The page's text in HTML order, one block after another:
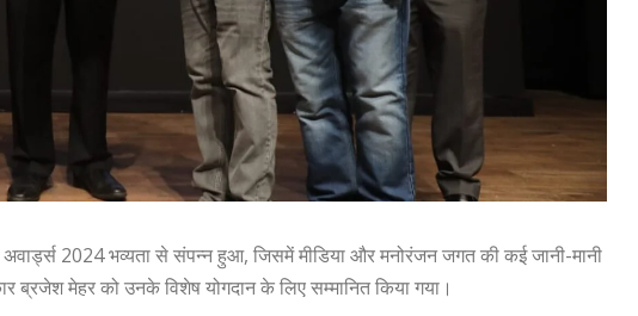
2024 भव्यता से संपन्न हुआ, जिसमें मीडिया और मनोरंजन जगत की कई जानी-मानी
ब्रजेश मेहर को उनके विशेष योगदान के लिए सम्मानित किया गया।